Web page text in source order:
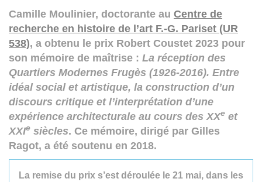
Camille Moulinier, doctorante au Centre de
recherche en histoire de l’art F.-G. Pariset (UR
538), a obtenu le prix Robert Coustet 2023 pour
son mémoire de maîtrise : La réception des
Quartiers Modernes Frugès (1926-2016). Entre
idéal social et artistique, la construction d’un
discours critique et l’interprétation d’une
expérience architecturale au cours des XXe et
XXIe siècles. Ce mémoire, dirigé par Gilles
Ragot, a été soutenu en 2018.
La remise du prix s’est déroulée le 21 mai, dans les